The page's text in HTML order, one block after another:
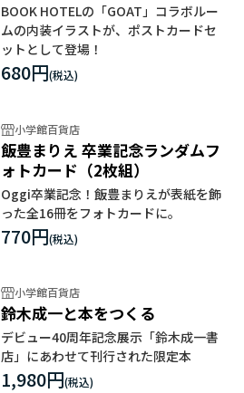
BOOK HOTELの「GOAT」コラボルー
ムの内装イラストが、ポストカードセ
ットとして登場！
680円
小学館百貨店
飯豊まりえ 卒業記念ランダムフ
ォトカード（2枚組）
Oggi卒業記念！飯豊まりえが表紙を飾
った全16冊をフォトカードに。
770円
小学館百貨店
鈴木成一と本をつくる
デビュー40周年記念展示「鈴木成一書
店」にあわせて刊行された限定本
1,980円